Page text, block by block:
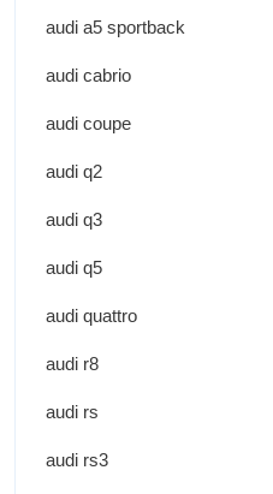
audi a5 sportback
audi cabrio
audi coupe
audi q2
audi q3
audi q5
audi quattro
audi r8
audi rs
audi rs3